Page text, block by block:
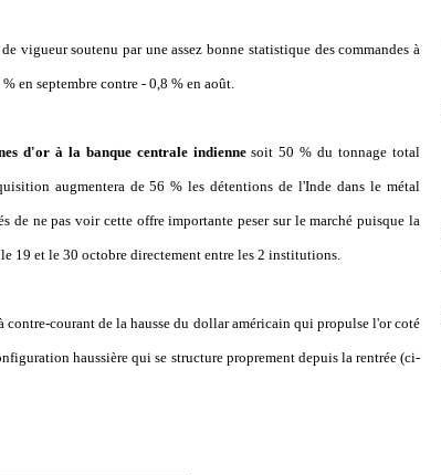
vigueur soutenu par une assez bonne statistique des commandes à
en septembre contre - 0,8 % en août.
d'or à la banque centrale indiennesoit 50 % du tonnage total
augmentera de 56 % les détentions de l'Inde dans le métal
de ne pas voir cette offre importante peser sur le marché puisque la
19 et le 30 octobre directement entre les 2 institutions.
contre-courant de la hausse du dollar américain qui propulse l'or coté
haussière qui se structure proprement depuis la rentrée (ci-